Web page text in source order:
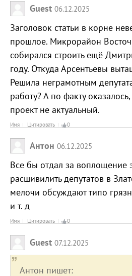
Guest 06.12.2025
Заголовок статьи в корне
прошлое. Микрорайон
собирался строить ещё
году. Откуда Арсентьевы
Решила неграмотным
работу? А по факту
проект не актуальный.
Имя Цитировать 0
Антон 06.12.2025
Все бы отдал за воплощение
расшивилить депутатов в
мелочи обсуждают типо
и т. д
Имя Цитировать 0
Guest 07.12.2025
Антон пишет: